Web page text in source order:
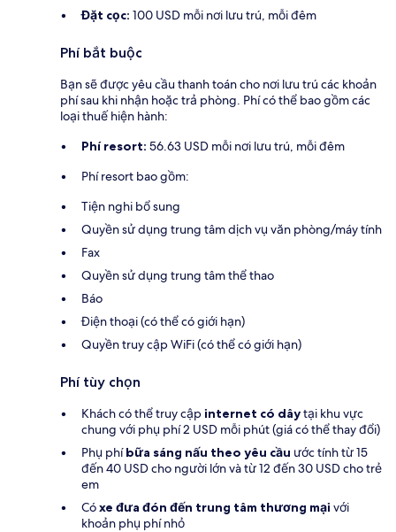
Đặt cọc: 100 USD mỗi nơi lưu trú, mỗi đêm
Phí bắt buộc
Bạn sẽ được yêu cầu thanh toán cho nơi lưu trú các khoản
phí sau khi nhận hoặc trả phòng. Phí có thể bao gồm các
loại thuế hiện hành:
Phí resort: 56.63 USD mỗi nơi lưu trú, mỗi đêm
Phí resort bao gồm:
Tiện nghi bổ sung
Quyền sử dụng trung tâm dịch vụ văn phòng/máy tính
Fax
Quyền sử dụng trung tâm thể thao
Báo
Điện thoại (có thể có giới hạn)
Quyền truy cập WiFi (có thể có giới hạn)
Phí tùy chọn
Khách có thể truy cậpinternet có dâytại khu vực
chung với phụ phí 2 USD mỗi phút (giá có thể thay đổi)
Phụ phíbữa sáng nấu theo yêu cầu ước tính từ 15
đến 40 USD cho người lớn và từ 12 đến 30 USD cho trẻ
em
Cóxe đưa đón đến trung tâm thương mại với
khoản phụ phí nhỏ